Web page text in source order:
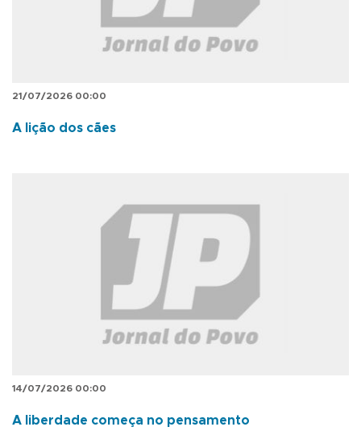
21/07/2026 00:00
A lição dos cães
14/07/2026 00:00
A liberdade começa no pensamento